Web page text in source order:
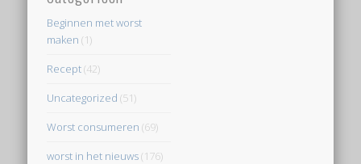
Beginnen met worst
maken (1)
Recept(42)
Uncategorized (51)
Worst consumeren (69)
worst in het nieuws(176)